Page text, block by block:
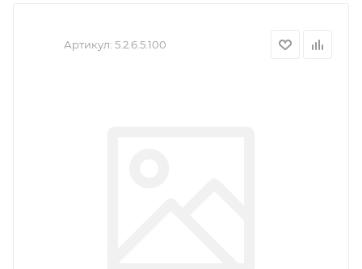
Артикул: 5.2.6.5.100